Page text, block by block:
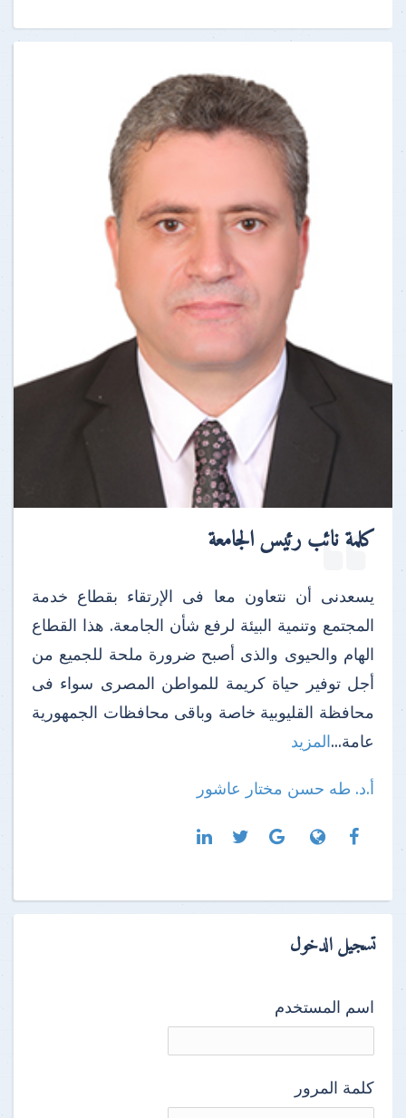
كلمة نائب رئيس الجامعة
يسعدنى أن نتعاون معا فى الإرتقاء بقطاع خدمة
المجتمع وتنمية البيئة لرفع شأن الجامعة. هذا القطاع
الهام والحيوى والذى أصبح ضرورة ملحة للجميع من
أجل توفير حياة كريمة للمواطن المصرى سواء فى
محافظة القليوبية خاصة وباقى محافظات الجمهورية
عامة...المزيد
أ.د. طه حسن مختار عاشور
تسجيل الدخول
اسم المستخدم
كلمة المرور